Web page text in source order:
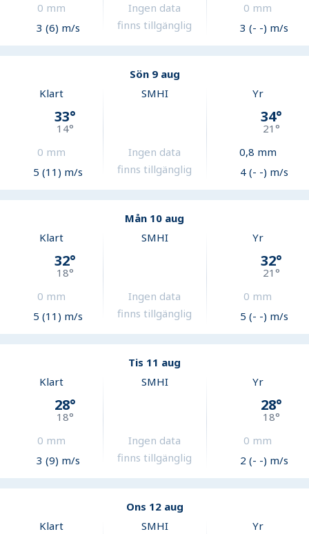
0 mm
3 (6) m/s
Ingen data
finns tillgänglig
0 mm
3 (- -) m/s
Sön 9 aug
Klart
33°
14°
0 mm
5 (11) m/s
SMHI
Ingen data
finns tillgänglig
Yr
34°
21°
0,8 mm
4 (- -) m/s
Mån 10 aug
Klart
32°
18°
0 mm
5 (11) m/s
SMHI
Ingen data
finns tillgänglig
Yr
32°
21°
0 mm
5 (- -) m/s
Tis 11 aug
Klart
28°
18°
0 mm
3 (9) m/s
SMHI
Ingen data
finns tillgänglig
Yr
28°
18°
0 mm
2 (- -) m/s
Ons 12 aug
Klart
SMHI Yr